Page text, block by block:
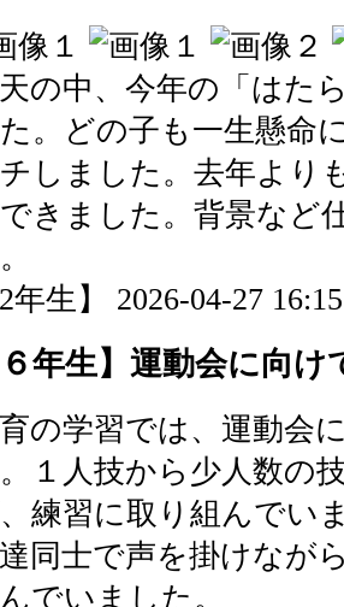
の中、今年の「はた
。どの子も一生懸命
しました。去年より
きました。背景など
2年生】 2026-04-27
６年生】運動会に向け
の学習では、運動会
１人技から少人数の
練習に取り組んでい
同士で声を掛けなが
でいました。